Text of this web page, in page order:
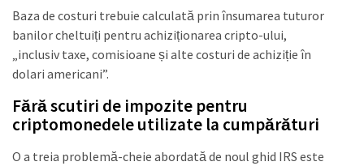
Baza de costuri trebuie calculată prin însumarea tuturor
banilor cheltuiți pentru achiziționarea cripto-ului,
„inclusiv taxe, comisioane și alte costuri de achiziție în
dolari americani”.
Fără scutiri de impozite pentru
criptomonedele utilizate la cumpărături
O a treia problemă-cheie abordată de noul ghid IRS este